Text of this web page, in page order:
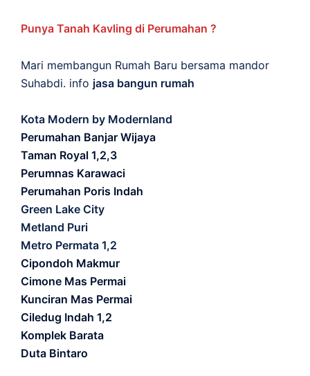
Punya Tanah Kavling di Perumahan ?
Mari membangun Rumah Baru bersama mandor
Suhabdi. info jasa bangun rumah
Kota Modern by Modernland
Perumahan Banjar Wijaya
Taman Royal 1,2,3
Perumnas Karawaci
Perumahan Poris Indah
Green Lake City
Metland Puri
Metro Permata 1,2
Cipondoh Makmur
Cimone Mas Permai
Kunciran Mas Permai
Ciledug Indah 1,2
Komplek Barata
Duta Bintaro